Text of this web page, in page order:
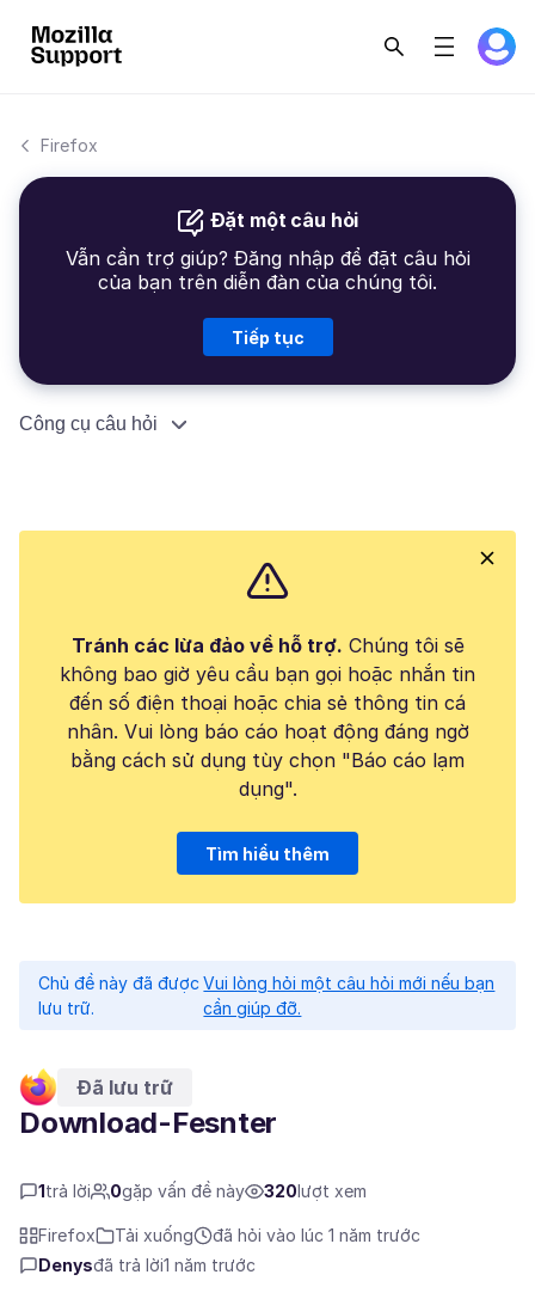
Firefox
Đặt một câu hỏi
Vẫn cần trợ giúp? Đăng nhập để đặt câu hỏi
của bạn trên diễn đàn của chúng tôi.
Tiếp tục
Công cụ câu hỏi
Tránh các lừa đảo về hỗ trợ. Chúng tôi sẽ
không bao giờ yêu cầu bạn gọi hoặc nhắn tin
đến số điện thoại hoặc chia sẻ thông tin cá
nhân. Vui lòng báo cáo hoạt động đáng ngờ
bằng cách sử dụng tùy chọn "Báo cáo lạm
dụng".
Tìm hiểu thêm
Chủ đề này đã được
lưu trữ.
Vui lòng hỏi một câu hỏi mới nếu bạn
cần giúp đỡ.
Đã lưu trữ
Download-Fesnter
1trả lời 0gặp vấn đề này 320lượt xem
Firefox Tải xuống
đã hỏi vào lúc 1 năm trước
Denysđã trả lời1 năm trước